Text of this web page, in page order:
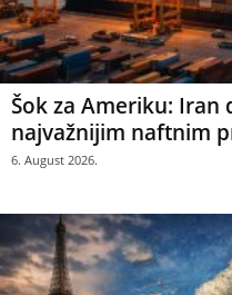
Šok za Ameriku:
najvažnijim naftnim
6. August 2026.